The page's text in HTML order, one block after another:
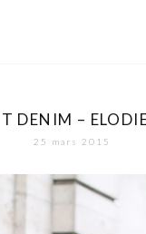
DENIM –
25 mars 2015